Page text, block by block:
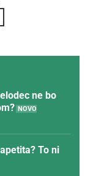
ne bo
To ni